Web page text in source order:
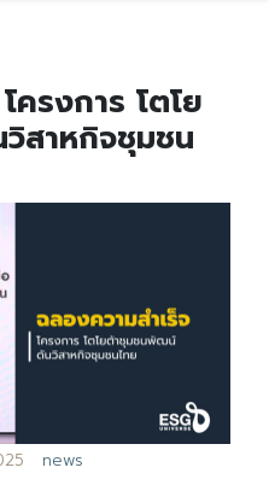
ครงการ โตโย
สาหกิจชุมชน
news